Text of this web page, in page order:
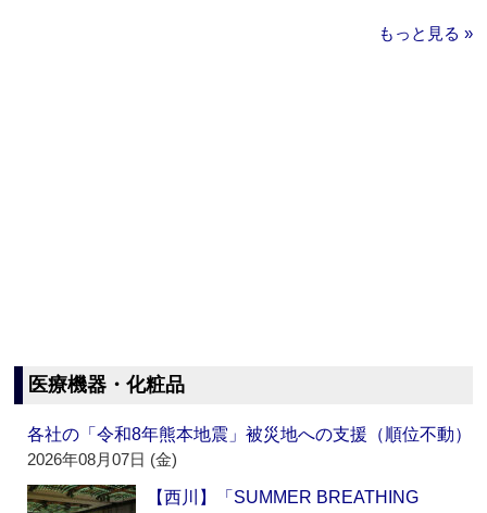
もっと見る »
医療機器・化粧品
各社の「令和8年熊本地震」被災地への支援（順位不動）
2026年08月07日 (金)
【西川】「SUMMER BREATHING